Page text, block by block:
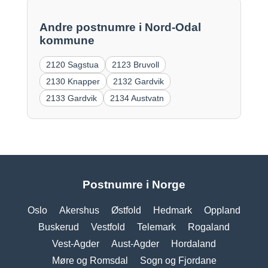
Andre postnumre i Nord-Odal
kommune
2120 Sagstua
2123 Bruvoll
2130 Knapper
2132 Gardvik
2133 Gardvik
2134 Austvatn
Postnumre i Norge
Oslo Akershus Østfold Hedmark
Oppland
Buskerud
Vestfold Telemark
Rogaland
Vest-Agder
Aust-Agder
Hordaland
Møre og Romsdal
Sogn og Fjordane